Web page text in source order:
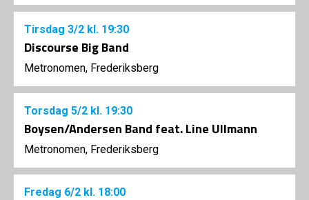
Tirsdag 3/2 kl. 19:30
Discourse Big Band
Metronomen, Frederiksberg
Torsdag 5/2 kl. 19:30
Boysen/Andersen Band feat. Line Ullmann
Metronomen, Frederiksberg
Fredag 6/2 kl. 18:00